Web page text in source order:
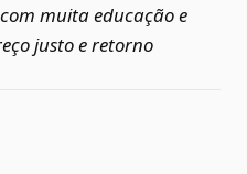
muita educação e
justo e retorno